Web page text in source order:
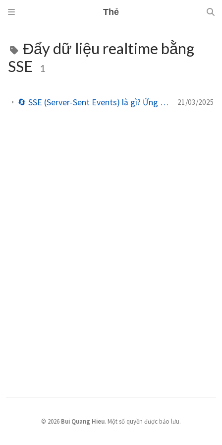
Thẻ
Đẩy dữ liệu realtime bằng
SSE
1
🔄 SSE (Server-Sent Events) là gì? Ứng dụng và khi nào nên sử dụng 21/03/2025
© 2026 Bui Quang Hieu. Một số quyền được bảo lưu.